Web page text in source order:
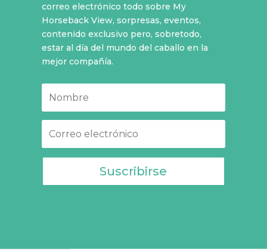
correo electrónico todo sobre My
Horseback View, sorpresas, eventos,
contenido exclusivo pero, sobretodo,
estar al día del mundo del caballo en la
mejor compañía.
Suscribirse